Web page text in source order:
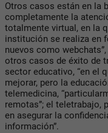
Otros casos están en la
completamente la
totalmente virtual, en la
institución se realiza en
nuevos como
otros casos de éxito de
sector educativo, “en el
mejorar, pero la
telemedicina,
remotas”; el teletrabajo,
en asegurar la
información”.